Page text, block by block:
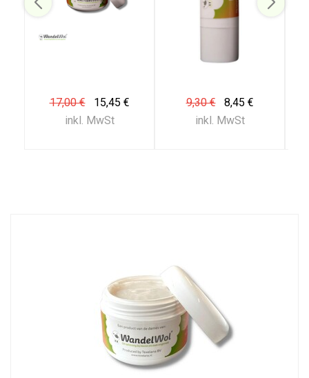
17,00 €
15,45 €
inkl. MwSt
9,30 €
8,45 €
inkl. MwSt